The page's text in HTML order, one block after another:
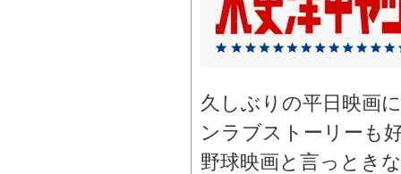
久しぶりの平日映画
ンラブストーリーも
野球映画と言っとき